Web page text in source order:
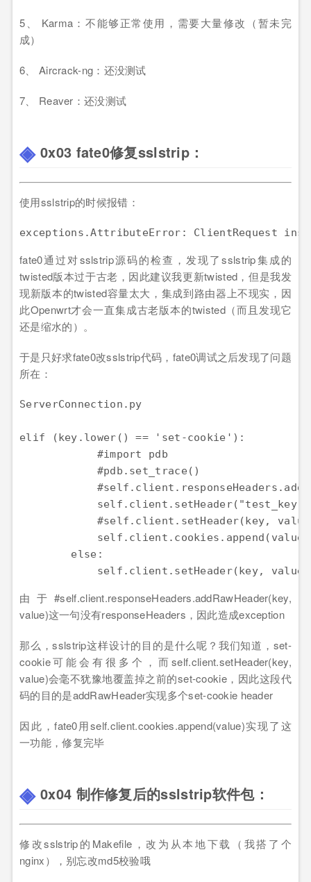
5、 Karma：不能够正常使用，需要大量修改（暂未完
成）
6、 Aircrack-ng：还没测试
7、 Reaver：还没测试
0x03 fate0修复sslstrip：
使用sslstrip的时候报错：
fate0通过对sslstrip源码的检查，发现了sslstrip集成的
twisted版本过于古老，因此建议我更新twisted，但是我发
现新版本的twisted容量太大，集成到路由器上不现实，因
此Openwrt才会一直集成古老版本的twisted（而且发现它
还是缩水的）。
于是只好求fate0改sslstrip代码，fate0调试之后发现了问题
所在：
ServerConnection.py
elif (key.lower() == 'set-cookie'):
            #import pdb
            #pdb.set_trace()
#self.client.setHeader(key,
            self.client.cookies.append(value)
        else:
由于#self.client.responseHeaders.addRawHeader(key,
value)这一句没有responseHeaders，因此造成exception
那么，sslstrip这样设计的目的是什么呢？我们知道，set-
cookie可能会有很多个，而self.client.setHeader(key,
value)会毫不犹豫地覆盖掉之前的set-cookie，因此这段代
码的目的是addRawHeader实现多个set-cookie header
因此，fate0用self.client.cookies.append(value)实现了这
一功能，修复完毕
0x04 制作修复后的sslstrip软件包：
修改sslstrip的Makefile，改为从本地下载（我搭了个
nginx），别忘改md5校验哦